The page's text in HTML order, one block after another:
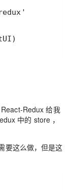
Redux 给我
中的 store ，
要这么做，但是这